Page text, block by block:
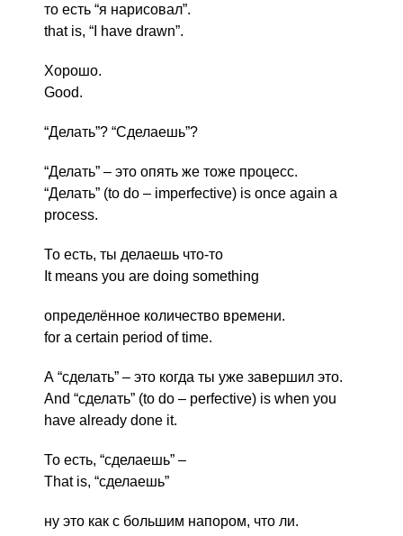
то есть “я нарисовал”.
that is, “I have drawn”.
Хорошо.
Good.
“Делать”? “Сделаешь”?
“Делать” – это опять же тоже процесс.
“Делать” (to do – imperfective) is once again a
process.
То есть, ты делаешь что-то
It means you are doing something
определённое количество времени.
for a certain period of time.
А “сделать” – это когда ты уже завершил это.
And “сделать” (to do – perfective) is when you
have already done it.
То есть, “сделаешь” –
That is, “сделаешь”
ну это как с большим напором, что ли.